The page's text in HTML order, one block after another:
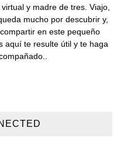
y madre de tres. Viajo,
mucho por descubrir y,
en este pequeño
aquí te resulte útil y te haga